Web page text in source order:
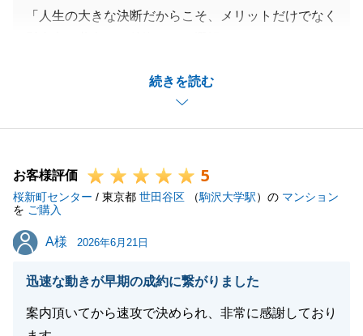
続きを読む
「人生の大きな決断だからこそ、メリットだけでなく
っていただけることが何よりの喜びです。
これからもお客様の視点に立ち、誠実なサポートを続
けてまいります。
お客様評価 5
桜新町センター / 東京都 世田谷区 （駒沢大学駅）の マンション
を ご購入
A様
A様 2026年6月21日
迅速な動きが早期の成約に繋がりました
案内頂いてから速攻で決められ、非常に感謝しており